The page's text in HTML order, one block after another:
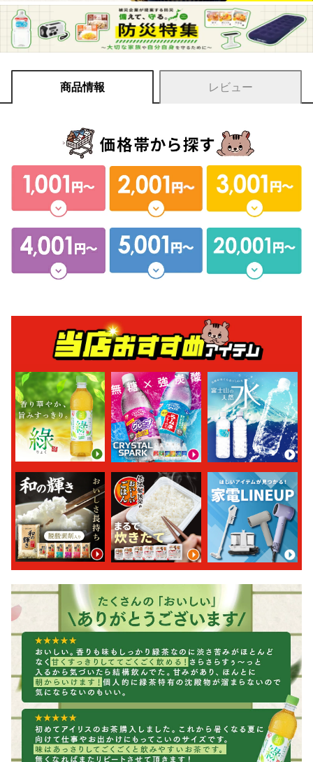
商品情報 レビュー